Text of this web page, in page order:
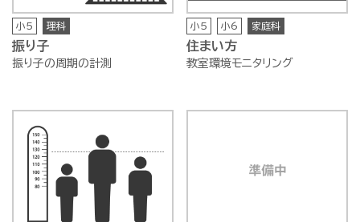
小5 理科
振り子
振り子の周期の計測
小5 小6 家庭科
住まい方
教室環境モニタリング